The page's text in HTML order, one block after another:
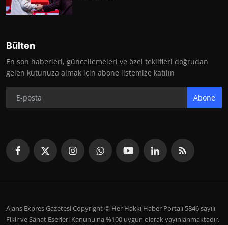
Bülten
En son haberleri, güncellemeleri ve özel teklifleri doğrudan
gelen kutunuza almak için abone listemize katılın
Abone
Ajans Expres Gazetesi Copyright © Her Hakkı Haber Portalı 5846 sayılı
Fikir ve Sanat Eserleri Kanunu'na %100 uygun olarak yayınlanmaktadır.